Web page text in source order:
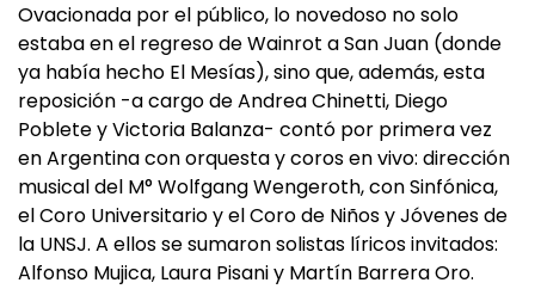
Ovacionada por el público, lo novedoso no solo
estaba en el regreso de Wainrot a San Juan (donde
ya había hecho El Mesías), sino que, además, esta
reposición -a cargo de Andrea Chinetti, Diego
Poblete y Victoria Balanza- contó por primera vez
en Argentina con orquesta y coros en vivo: dirección
musical del M° Wolfgang Wengeroth, con Sinfónica,
el Coro Universitario y el Coro de Niños y Jóvenes de
la UNSJ. A ellos se sumaron solistas líricos invitados:
Alfonso Mujica, Laura Pisani y Martín Barrera Oro.